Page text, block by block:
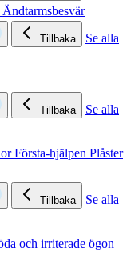
Ändtarmsbesvär
Tillbaka
Se alla
Tillbaka
Se alla
Första-hjälpen Plåster
Tillbaka
Se alla
och irriterade ögon